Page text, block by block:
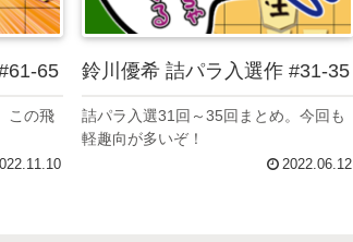
65
この飛
鈴川優希 詰パラ入選作 #31-35
詰パラ入選31回～35回まとめ。今回も
軽趣向が多いぞ！
2022.06.12